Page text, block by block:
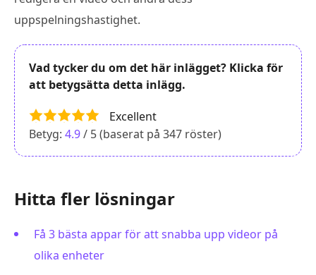
uppspelningshastighet.
Vad tycker du om det här inlägget? Klicka för
att betygsätta detta inlägg.
Excellent
Betyg: 4.9/ 5 (baserat på 347 röster)
Hitta fler lösningar
Få 3 bästa appar för att snabba upp videor på
olika enheter